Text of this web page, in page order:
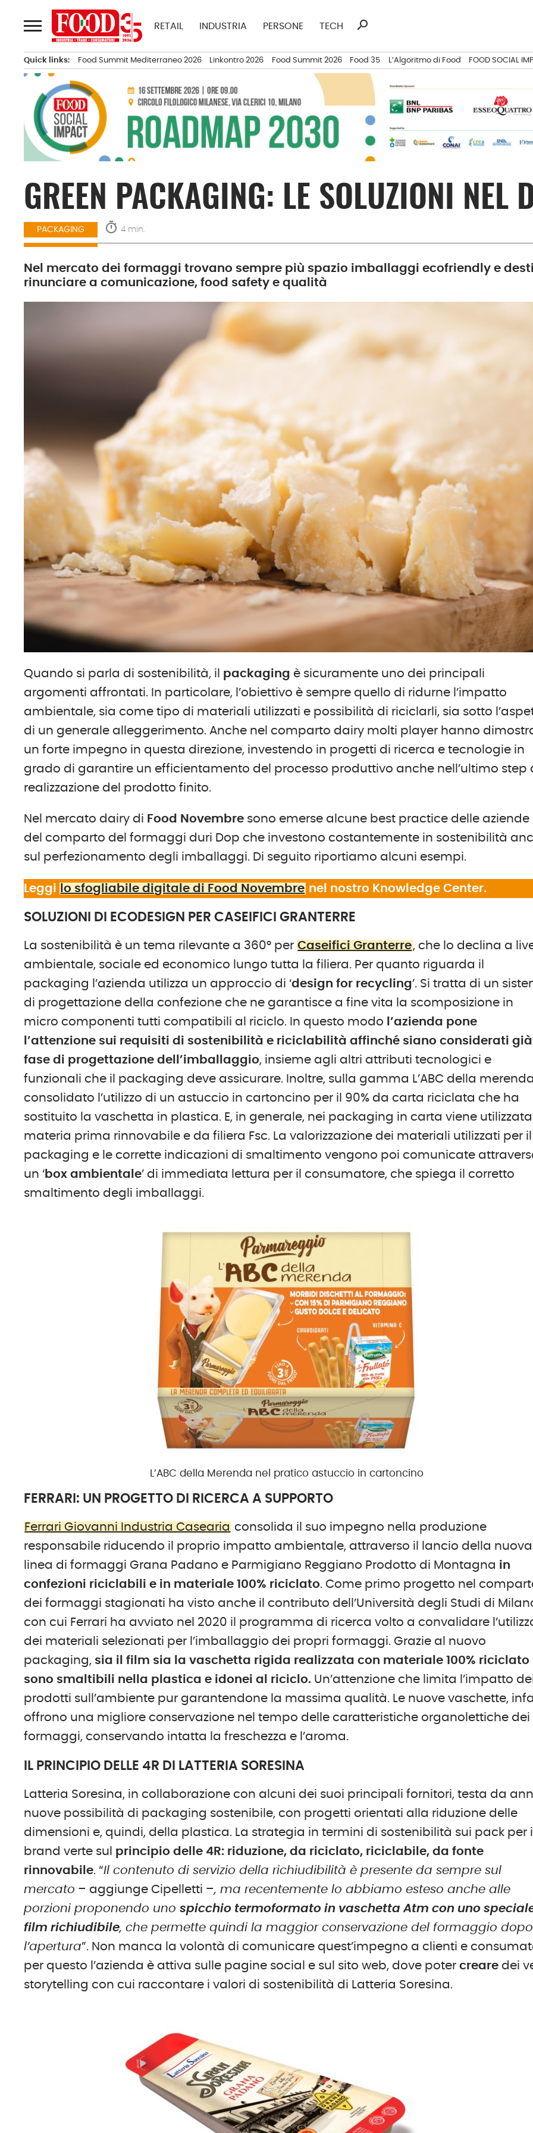
al
contenuto
RETAIL INDUSTRIA PERSONE TECH
Ricerca
search
Quick links: Food Summit Mediterraneo 2026 Linkontro 2026 Food Summit 2026 Food 35 L’Algoritmo di Food FOOD SOCIAL
GREEN PACKAGING: LE SOLUZIONI NEL
PACKAGING timer 4 min.
Nel mercato dei formaggi trovano sempre più spazio imballaggi ecofriendly e
rinunciare a comunicazione, food safety e qualità
Quando si parla di sostenibilità, il packaging è sicuramente uno dei principali
argomenti affrontati. In particolare, l’obiettivo è sempre quello di ridurne l’impatto
ambientale, sia come tipo di materiali utilizzati e possibilità di riciclarli, sia sotto
di un generale alleggerimento. Anche nel comparto dairy molti player hanno
un forte impegno in questa direzione, investendo in progetti di ricerca e tecnologie in
grado di garantire un efficientamento del processo produttivo anche nell’ultimo step
realizzazione del prodotto finito.
Nel mercato dairy di Food Novembre sono emerse alcune best practice delle aziende
del comparto del formaggi duri Dop che investono costantemente in sostenibilità
sul perfezionamento degli imballaggi. Di seguito riportiamo alcuni esempi.
Leggi lo sfogliabile digitale di Food Novembre nel nostro Knowledge Center.
SOLUZIONI DI ECODESIGN PER CASEIFICI GRANTERRE
La sostenibilità è un tema rilevante a 360° per Caseifici Granterre, che lo declina a
ambientale, sociale ed economico lungo tutta la filiera. Per quanto riguarda il
packaging l’azienda utilizza un approccio di ‘design for recycling’. Si tratta di un
di progettazione della confezione che ne garantisce a fine vita la scomposizione in
micro componenti tutti compatibili al riciclo. In questo modo
l’azienda pone
l’attenzione sui requisiti di sostenibilità e riciclabilità affinché siano considerati
fase di progettazione dell’imballaggio, insieme agli altri attributi tecnologici e
funzionali che il packaging deve assicurare. Inoltre, sulla gamma L’ABC della
consolidato l’utilizzo di un astuccio in cartoncino per il 90% da carta riciclata che ha
sostituito la vaschetta in plastica. E, in generale, nei packaging in carta viene utilizzata
materia prima rinnovabile e da filiera Fsc. La valorizzazione dei materiali utilizzati per il
packaging e le corrette indicazioni di smaltimento vengono poi comunicate
un ‘ box ambientale’ di immediata lettura per il consumatore, che spiega il corretto
smaltimento degli imballaggi.
L’ABC della Merenda nel pratico astuccio in cartoncino
FERRARI: UN PROGETTO DI RICERCA A SUPPORTO
Ferrari Giovanni Industria Casearia consolida il suo impegno nella produzione
responsabile riducendo il proprio impatto ambientale, attraverso il lancio della nuova
linea di formaggi Grana Padano e Parmigiano Reggiano Prodotto di Montagna in
confezioni riciclabili e in materiale 100% riciclato. Come primo progetto nel
dei formaggi stagionati ha visto anche il contributo dell’Università degli Studi di
con cui Ferrari ha avviato nel 2020 il programma di ricerca volto a convalidare
dei materiali selezionati per l’imballaggio dei propri formaggi. Grazie al nuovo
packaging, sia il film sia la vaschetta rigida realizzata con materiale 100% riciclato
sono smaltibili nella plastica e idonei al riciclo. Un’attenzione che limita l’impatto
prodotti sull’ambiente pur garantendone la massima qualità. Le nuove vaschette,
offrono una migliore conservazione nel tempo delle caratteristiche organolettiche dei
formaggi, conservando intatta la freschezza e l’aroma.
IL PRINCIPIO DELLE 4R DI LATTERIA SORESINA
Latteria Soresina, in collaborazione con alcuni dei suoi principali fornitori, testa da
nuove possibilità di packaging sostenibile, con progetti orientati alla riduzione delle
dimensioni e, quindi, della plastica. La strategia in termini di sostenibilità sui pack per
brand verte sul principio delle 4R: riduzione, da riciclato, riciclabile, da fonte
rinnovabile. “Il contenuto di servizio della richiudibilità è presente da sempre sul
mercato – aggiunge Cipelletti –, ma recentemente lo abbiamo esteso anche alle
porzioni proponendo unospicchio termoformato in vaschetta Atm con uno
film richiudibile, che permette quindi la maggior conservazione del formaggio dopo
l’apertura”. Non manca la volontà di comunicare quest’impegno a clienti e
per questo l’azienda è attiva sulle pagine social e sul sito web, dove potercreare dei
storytelling con cui raccontare i valori di sostenibilità di Latteria Soresina.